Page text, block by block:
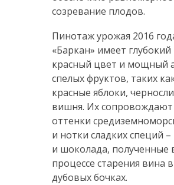
созревание плодов.
Пинотаж урожая 2016
«Баркан» имеет
красный цвет и мощный
спелых фруктов, таких
красные яблоки,
вишня. Их сопровождают
оттенки
и нотки сладких специй
и шоколада, полученные
процессе старения вина в
дубовых бочках.